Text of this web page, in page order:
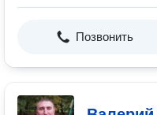
Позвонить